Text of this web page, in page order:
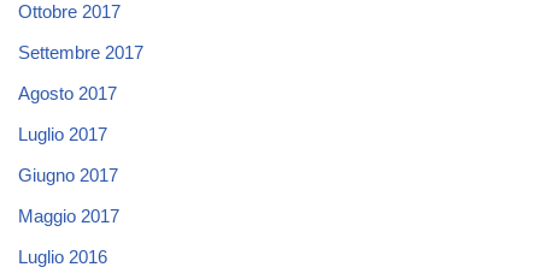
Ottobre 2017
Settembre 2017
Agosto 2017
Luglio 2017
Giugno 2017
Maggio 2017
Luglio 2016